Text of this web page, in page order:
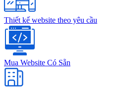
Thiết kế website theo yêu cầu
Mua Website Có Sẵn